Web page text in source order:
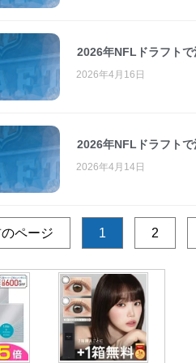
2026年NFLドラフトで
2026年4月16日
2026年NFLドラフトで
2026年4月14日
ページ 1 2